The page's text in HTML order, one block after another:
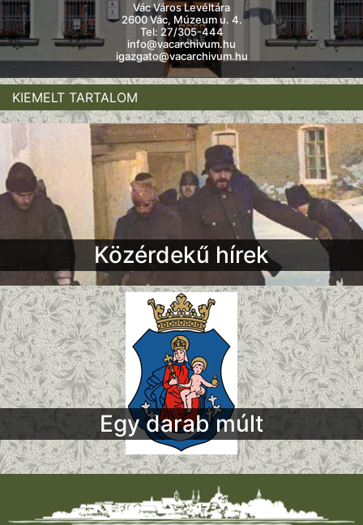
Vác Város Levéltára
2600 Vác, Múzeum u. 4.
Tel: 27/305-444
info@vacarchivum.hu
igazgato@vacarchivum.hu
KIEMELT TARTALOM
Közérdekű hírek
Egy darab múlt